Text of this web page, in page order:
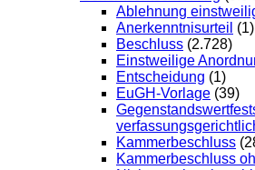
Ablehnung
Anerkenntnisurteil (1)
Beschluss (2.728)
Einstweilige
Entscheidung (1)
EuGH-Vorlage (39)
Kammerbeschluss
Kammerbeschluss